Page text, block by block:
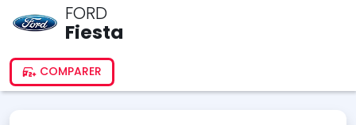
FORD
Fiesta
COMPARER